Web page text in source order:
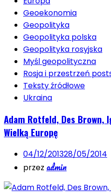
Geoekonomia
Geopolityka
Geopolityka polska
Geopolityka rosyjska
Myśl geopolityczna
Rosja i przestrzeń
Teksty źródłowe
Ukraina
Adam Rotfeld, Des Brown,
Wielką Europę
04/12/201328/05/2014
przez admin